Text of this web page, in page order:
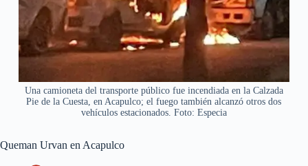
Una camioneta del transporte público fue incendiada en la Calzada
Pie de la Cuesta, en Acapulco; el fuego también alcanzó otros dos
vehículos estacionados. Foto: Especia
Queman Urvan en Acapulco